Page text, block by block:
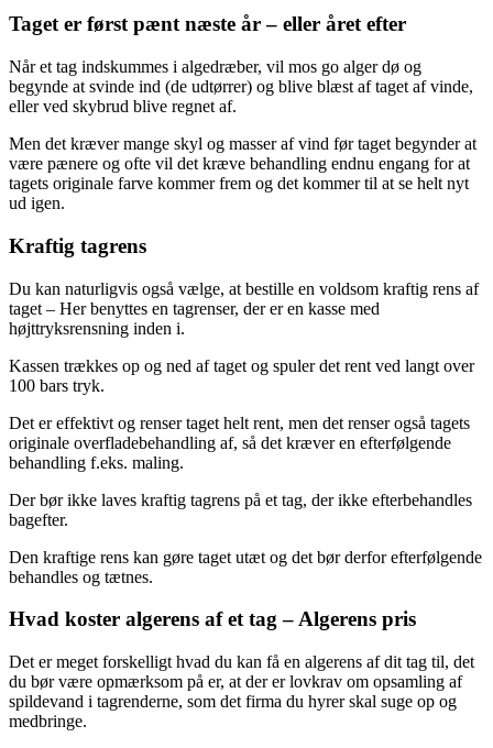
Taget er først pænt næste år – eller året efter
Når et tag indskummes i algedræber, vil mos go alger dø og
begynde at svinde ind (de udtørrer) og blive blæst af taget af vinde,
eller ved skybrud blive regnet af.
Men det kræver mange skyl og masser af vind før taget begynder at
være pænere og ofte vil det kræve behandling endnu engang for at
tagets originale farve kommer frem og det kommer til at se helt nyt
ud igen.
Kraftig tagrens
Du kan naturligvis også vælge, at bestille en voldsom kraftig rens af
taget – Her benyttes en tagrenser, der er en kasse med
højttryksrensning inden i.
Kassen trækkes op og ned af taget og spuler det rent ved langt over
100 bars tryk.
Det er effektivt og renser taget helt rent, men det renser også tagets
originale overfladebehandling af, så det kræver en efterfølgende
behandling f.eks. maling.
Der bør ikke laves kraftig tagrens på et tag, der ikke efterbehandles
bagefter.
Den kraftige rens kan gøre taget utæt og det bør derfor efterfølgende
behandles og tætnes.
Hvad koster algerens af et tag – Algerens pris
Det er meget forskelligt hvad du kan få en algerens af dit tag til, det
du bør være opmærksom på er, at der er lovkrav om opsamling af
spildevand i tagrenderne, som det firma du hyrer skal suge op og
medbringe.